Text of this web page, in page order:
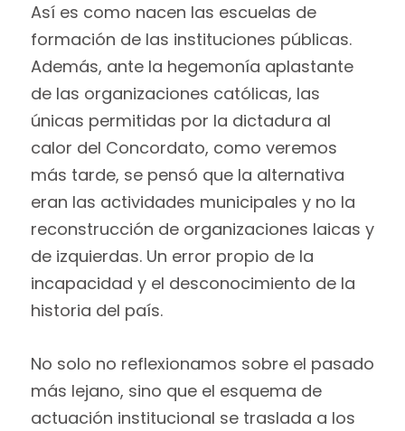
Así es como nacen las escuelas de
formación de las instituciones públicas.
Además, ante la hegemonía aplastante
de las organizaciones católicas, las
únicas permitidas por la dictadura al
calor del Concordato, como veremos
más tarde, se pensó que la alternativa
eran las actividades municipales y no la
reconstrucción de organizaciones laicas y
de izquierdas. Un error propio de la
incapacidad y el desconocimiento de la
historia del país.
No solo no reflexionamos sobre el pasado
más lejano, sino que el esquema de
actuación institucional se traslada a los